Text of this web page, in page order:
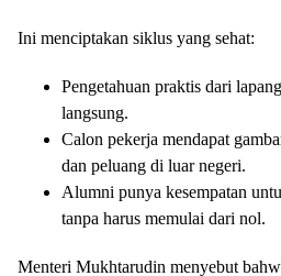
Ini menciptakan siklus yang sehat:
Pengetahuan praktis dari
langsung.
Calon pekerja mendapat
dan peluang di luar negeri.
Alumni punya kesempatan
tanpa harus memulai dari nol.
Menteri Mukhtarudin menyebut